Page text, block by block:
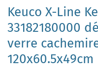
Keuco X-Line
33182180000
verre
120x60.5x49cm